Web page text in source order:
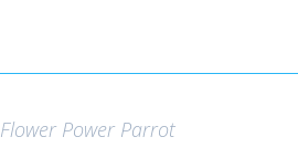
Flower Power Parrot